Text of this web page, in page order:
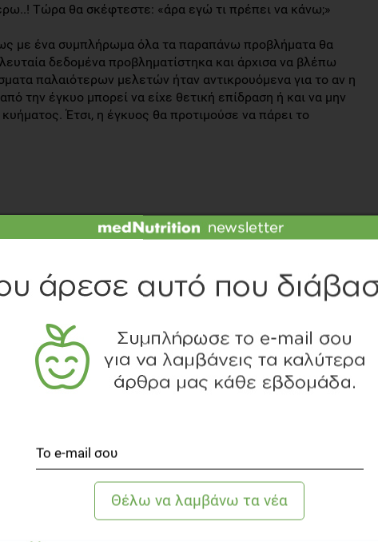
Τώρα θα σκέφτεστε: «άρα εγώ τι πρέπει να κάνω;»
με ένα συμπλήρωμα όλα τα παραπάνω προβλήματα θα
δεδομένα προβληματίστηκα και άρχισα να βλέπω
παλαιότερων μελετών ήταν αντικρουόμενα για το αν η
την έγκυο μπορεί να είχε θετική επίδραση ή και να μην
Έτσι, η έγκυος θα προτιμούσε να πάρει το
έδειξε πως τα νεογνά
800mg DHA (ω-3
600mg παραπάνω
οδηγίες, εμφάνισαν
ομιλητικής